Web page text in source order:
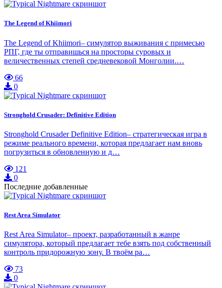
The Legend of Khiimori
The Legend of Khiimori– симулятор выживания с примесью
РПГ, где ты отправишься на просторы суровых и
величественных степей средневековой Монголии.…
66
0
Stronghold Crusader: Definitive Edition
Stronghold Crusader Definitive Edition– стратегическая игра в
режиме реального времени, которая предлагает нам вновь
погрузиться в обновленную и д…
121
0
Последние добавленные
Rest Area Simulator
Rest Area Simulator– проект, разработанный в жанре
симулятора, который предлагает тебе взять под собственный
контроль придорожную зону. В твоём ра…
73
0